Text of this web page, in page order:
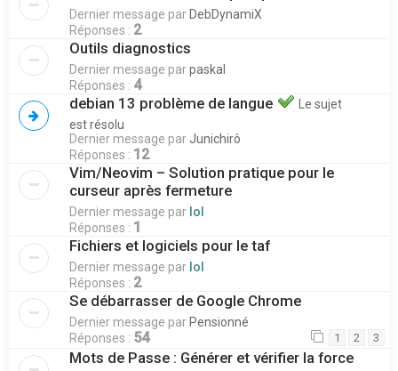
Dernier message par DebDynamiX
Réponses : 2
Outils diagnostics
Dernier message parpaskal
Réponses : 4
debian 13 problème de langue
Le sujet
est résolu
Dernier message par Junichirô
Réponses : 12
Vim/Neovim – Solution pratique pour le
curseur après fermeture
Dernier message par lol
Réponses : 1
Fichiers et logiciels pour le taf
Dernier message par lol
Réponses : 2
Se débarrasser de Google Chrome
Dernier message par Pensionné
Réponses : 54 1 2 3
Mots de Passe : Générer et vérifier la force